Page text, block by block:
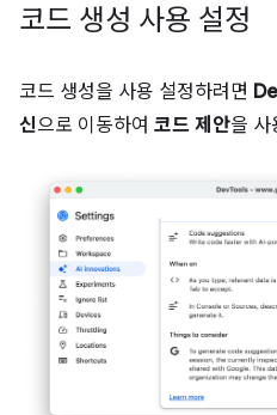
코드 생성 사용 설정
코드 생성을 사용 설정하려면
신으로 이동하여 코드 제안을 사